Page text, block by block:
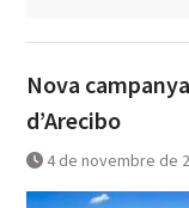
Nova
d’Arecibo
4 de novembre de